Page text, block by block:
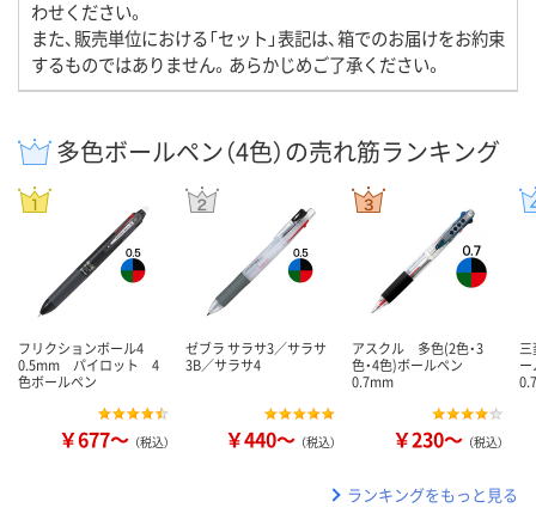
わせください。
また、販売単位における「セット」表記は、箱でのお届けをお約束
するものではありません。あらかじめご了承ください。
多色ボールペン（4色）の売れ筋ランキング
フリクションボール4
0.5mm パイロット 4
色ボールペン
￥677～ （税込）
ゼブラ サラサ3／サラサ
3B／サラサ4
￥440～ （税込）
アスクル 多色(2色・3
色・4色)ボールペン
0.7mm
￥230～ （税込）
ランキングをもっと見る